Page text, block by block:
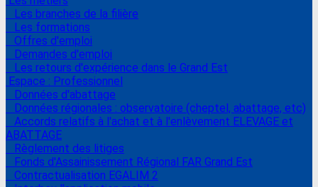
Les branches de la filière
Les formations
Offres d'emploi
Demandes d'emploi
Les retours d'expérience dans le Grand Est
Espace : Professionnel
Données d'abattage
Données régionales : observatoire (cheptel, abattage, etc)
Accords relatifs à l'achat et à l'enlèvement ELEVAGE et
ABATTAGE
Règlement des litiges
Fonds d'Assainissement Régional FAR Grand Est
Contractualisation EGALIM 2